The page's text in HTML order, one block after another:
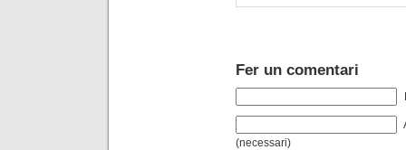
Fer un comentari
(necessari)